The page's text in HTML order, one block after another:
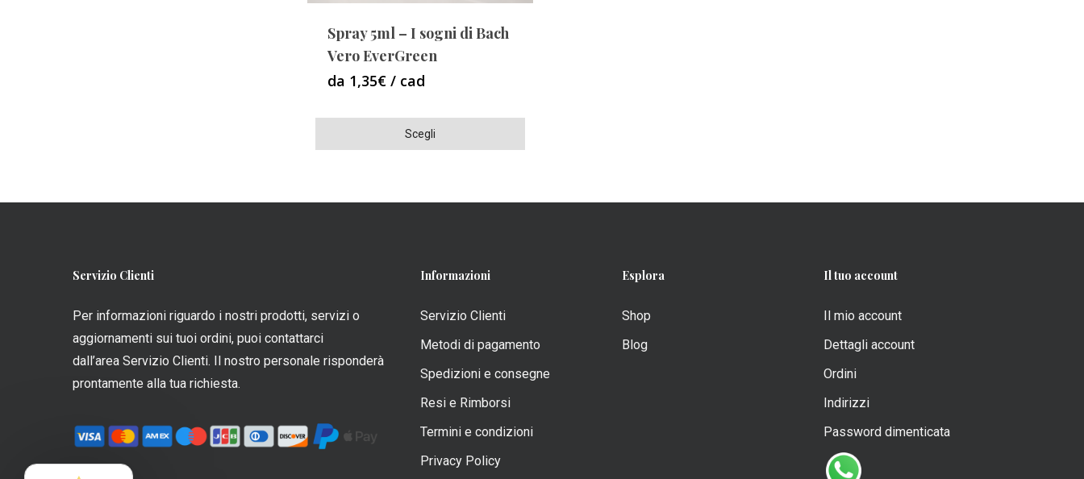
Scegli
prodotto
essere
scelte
nella
prodotto
Spray 5ml – I sogni di Bach
Vero EverGreen
da 1,35€ / cad
Servizio Clienti
Per informazioni riguardo i nostri prodotti, servizi o
aggiornamenti sui tuoi ordini, puoi contattarci
dall’area Servizio Clienti. Il nostro personale risponderà
prontamente alla tua richiesta.
Informazioni
Servizio Clienti
Metodi di pagamento
Spedizioni e consegne
Resi e Rimborsi
Termini e condizioni
Privacy Policy
Esplora
Shop
Blog
Il tuo account
Il mio account
Dettagli account
Ordini
Indirizzi
Password dimenticata